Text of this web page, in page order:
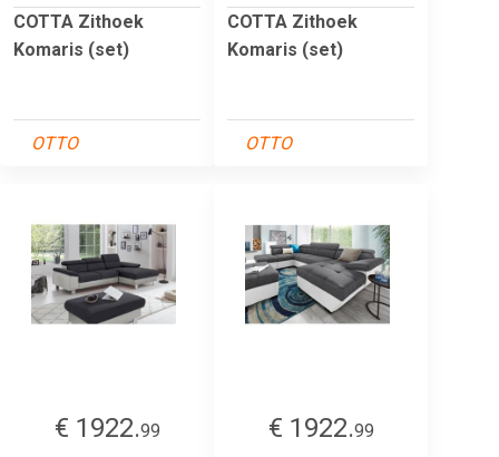
COTTA Zithoek
Komaris (set)
OTTO
COTTA Zithoek
Komaris (set)
OTTO
€ 1922.99
€ 1922.99